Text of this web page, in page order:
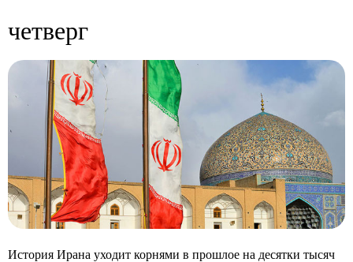
четверг
История Ирана уходит корнями в прошлое на десятки тысяч